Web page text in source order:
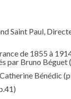
Saint Paul,
de 1855 à
par Bruno Béguet
Bénédic